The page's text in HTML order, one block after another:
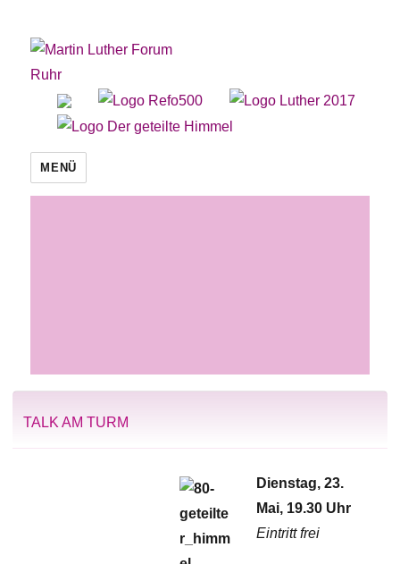
Martin Luther Forum Ruhr
MENÜ
TALK AM TURM
Dienstag, 23.
Mai, 19.30 Uhr
Eintritt frei